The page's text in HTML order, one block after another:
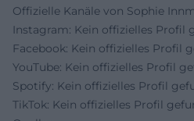
Offizielle Kanäle von Sophie
Instagram: Kein offizielles Profil
Facebook: Kein offizielles Profil
YouTube: Kein offizielles Profil
Spotify: Kein offizielles Profil
TikTok: Kein offizielles Profil